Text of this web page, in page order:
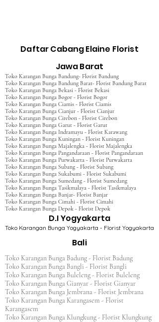
Daftar Cabang Elaine Florist
Jawa Barat
Toko Karangan Bunga Bandung- Florist Bandung
Toko Karangan Bunga Bandung Barat- Florist Bandung Barat
Toko Karangan Bunga Bekasi - Florist Bekasi
Toko Karangan Bunga Bogor - Florist Bogor
Toko Karangan Bunga Ciamis - Florist Ciamis
Toko Karangan Bunga Cianjur - Florist Cianjur
Toko Karangan Bunga Cirebon - Florist Cirebon
Toko Karangan Bunga Garut - Florist Garut
Toko Karangan Bunga Indramayu - Florist Karawang
Toko Karangan Bunga Kuningan - Florist Kuningan
Toko Karangan Bunga Majalengka - Florist Majalengka
Toko Karangan Bunga Pangandaraan - Florist Pangandaraan
Toko Karangan Bunga Purwakarta - Florist Purwakarta
Toko Karangan Bunga Subang - Florist Subang
Toko Karangan Bunga Sukabumi - Florist Sukabumi
Toko Karangan Bunga Sumedang - Florist Sumedang
Toko Karangan Bunga Tasikmalaya - Florist Tasikmalaya
Toko Karangan Bunga Banjar- Florist Banjar
Toko Karangan Bunga Cimahi - Florist Cimahi
Toko Karangan Bunga Depok - Florist Depok
D.I Yogyakarta
Toko Karangan Bunga Yogyakarta - Florist Yogyakarta
Bali
Toko Karangan Bunga Badung - Florist Badung
Toko Karangan Bunga Bangli - Florist Bangli
Toko Karangan Bunga Buleleng - Florist Buleleng
Toko Karangan Bunga Gianyar - Florist Gianyar
Toko Karangan Bunga Jembrana - Florist Jembrana
Toko Karangan Bunga Karangasem - Florist
Karangasem
Toko Karangan Bunga Klungkung - Florist Klungkung